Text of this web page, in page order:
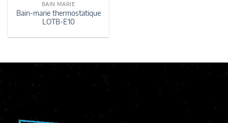
BAIN MARIE
Bain-marie thermostatique
LOTB-E10